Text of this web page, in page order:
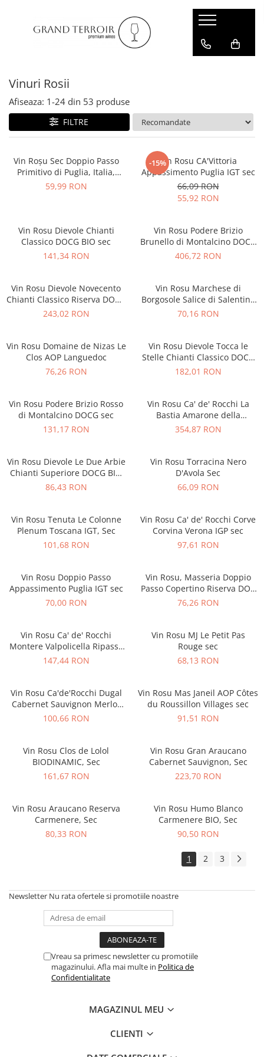
Vinuri Rosii
Afiseaza: 1-24 din 53 produse
FILTRE
Vin Roșu Sec Doppio Passo
Primitivo di Puglia, Italia,
0.75L, 96 pct. Luca Maroni
59,99 RON
-15%Vin Rosu CA'Vittoria
Appassimento Puglia IGT sec
66,09 RON
55,92 RON
Vin Rosu Dievole Chianti
Classico DOCG BIO sec
141,34 RON
Vin Rosu Podere Brizio
Brunello di Montalcino DOCG
sec
406,72 RON
Vin Rosu Dievole Novecento
Chianti Classico Riserva DOCG
sec
243,02 RON
Vin Rosu Marchese di
Borgosole Salice di Salentino
Riserva DOC Negroamaro
70,16 RON
Vin Rosu Domaine de Nizas Le
Clos AOP Languedoc
76,26 RON
Vin Rosu Dievole Tocca le
Stelle Chianti Classico DOCG
sec
182,01 RON
Vin Rosu Podere Brizio Rosso
di Montalcino DOCG sec
131,17 RON
Vin Rosu Ca' de' Rocchi La
Bastia Amarone della
Valpolicella DOCG sec
354,87 RON
Vin Rosu Dievole Le Due Arbie
Chianti Superiore DOCG BIO
sec
86,43 RON
Vin Rosu Torracina Nero
D'Avola Sec
66,09 RON
Vin Rosu Tenuta Le Colonne
Plenum Toscana IGT, Sec
101,68 RON
Vin Rosu Ca' de' Rocchi Corve
Corvina Verona IGP sec
97,61 RON
Vin Rosu Doppio Passo
Appassimento Puglia IGT sec
70,00 RON
Vin Rosu, Masseria Doppio
Passo Copertino Riserva DOC
Negroamaro sec
76,26 RON
Vin Rosu Ca' de' Rocchi
Montere Valpolicella Ripasso
DOP Superiore sec
147,44 RON
Vin Rosu MJ Le Petit Pas
Rouge sec
68,13 RON
Vin Rosu Ca'de'Rocchi Dugal
Cabernet Sauvignon Merlot
IGP sec
100,66 RON
Vin Rosu Mas Janeil AOP Côtes
du Roussillon Villages sec
91,51 RON
Vin Rosu Clos de Lolol
BIODINAMIC, Sec
161,67 RON
Vin Rosu Gran Araucano
Cabernet Sauvignon, Sec
223,70 RON
Vin Rosu Araucano Reserva
Carmenere, Sec
80,33 RON
Vin Rosu Humo Blanco
Carmenere BIO, Sec
90,50 RON
1 2 3
Newsletter Nu rata ofertele si promotiile noastre
Vreau sa primesc newsletter cu promotiile
magazinului. Afla mai multe in Politica de
Confidentialitate
MAGAZINUL MEU
CLIENTI